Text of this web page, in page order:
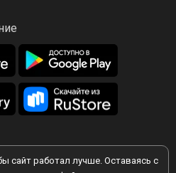
сайт работал лучше. Оставаясь с